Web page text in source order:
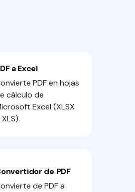
a Excel
PDF en hojas
cálculo de
Excel (XLSX
de PDF
de PDF a